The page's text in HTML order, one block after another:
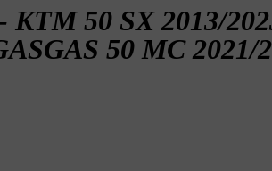
50 SX 2013/
50 MC 2021/